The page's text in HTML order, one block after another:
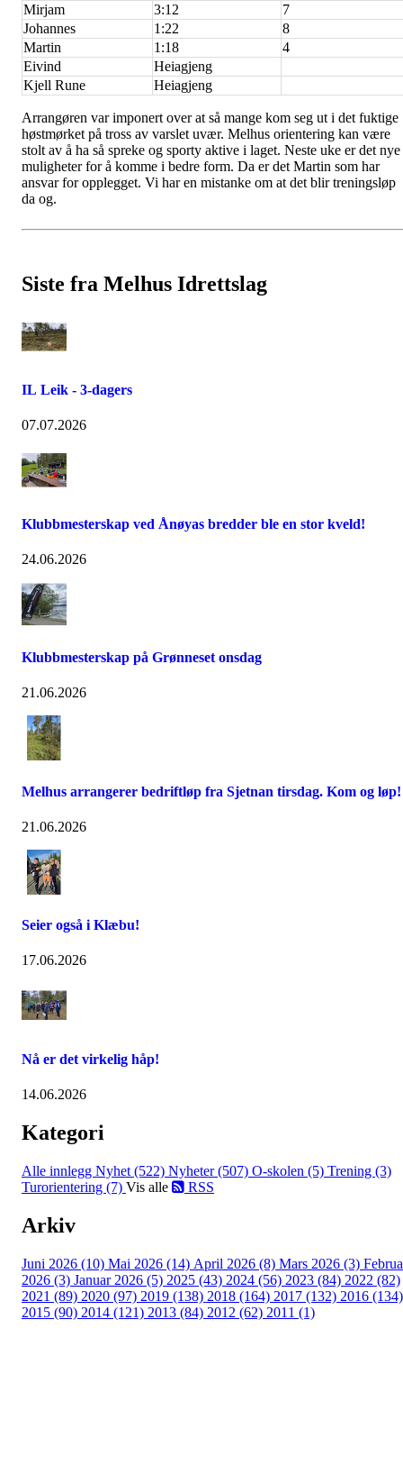
Mirjam 3:12
7
Johannes
1:22
8
Martin
1:18
4
Eivind
Heiagjeng
Kjell Rune
Heiagjeng
Arrangøren var imponert over at så mange kom seg ut i det fuktige
høstmørket på tross av varslet uvær. Melhus orientering kan være
stolt av å ha så spreke og sporty aktive i laget. Neste uke er det nye
muligheter for å komme i bedre form. Da er det Martin som har
ansvar for opplegget. Vi har en mistanke om at det blir treningsløp
da og.
Siste fra Melhus Idrettslag
IL Leik - 3-dagers
07.07.2026
Klubbmesterskap ved Ånøyas bredder ble en stor kveld!
24.06.2026
Klubbmesterskap på Grønneset onsdag
21.06.2026
Melhus arrangerer bedriftløp fra Sjetnan tirsdag. Kom og løp!
21.06.2026
Seier også i Klæbu!
17.06.2026
Nå er det virkelig håp!
14.06.2026
Kategori
Alle innlegg Nyhet (522) Nyheter (507) O-skolen (5) Trening (3)
Turorientering (7) Vis alle RSS
Arkiv
Juni 2026 (10) Mai 2026 (14) April 2026 (8) Mars 2026 (3)
2026 (3) Januar 2026 (5) 2025 (43) 2024 (56) 2023 (84) 2022 (82)
2021 (89) 2020 (97) 2019 (138) 2018 (164) 2017 (132) 2016 (134)
2015 (90) 2014 (121) 2013 (84) 2012 (62) 2011 (1)